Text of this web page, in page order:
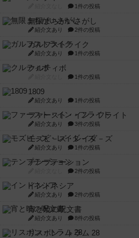
1件の投稿
無限まちがいさがし
紹介文あり 2件の投稿
ガルフストライク
紹介文あり 1件の投稿
クルティボ
1件の投稿
1809
紹介文あり 1件の投稿
ファースト・イン・フライト
紹介文あり 3件の投稿
モズビ－ズ・レイダ－ズ
紹介文あり 1件の投稿
テンプテーション
2件の投稿
インドネシア
紹介文あり 2件の投稿
宵と暁の呪文書
紹介文あり 8件の投稿
リスボン・トラム 28